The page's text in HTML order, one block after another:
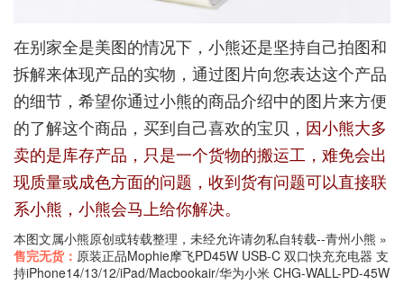
在别家全是美图的情况下，小熊还是坚持自己拍图和
拆解来体现产品的实物，通过图片向您表达这个产品
的细节，希望你通过小熊的商品介绍中的图片来方便
的了解这个商品，买到自己喜欢的宝贝， 因小熊大多
卖的是库存产品，只是一个货物的搬运工，难免会出
现质量或成色方面的问题，收到货有问题可以直接联
系小熊，小熊会马上给你解决。
本图文属小熊原创或转载整理，未经允许请勿私自转载--青州小熊 »
售完无货： 原装正品Mophie摩飞PD45W USB-C 双口快充充电器 支
持iPhone14/13/12/iPad/Macbookair/华为小米 CHG-WALL-PD-45W